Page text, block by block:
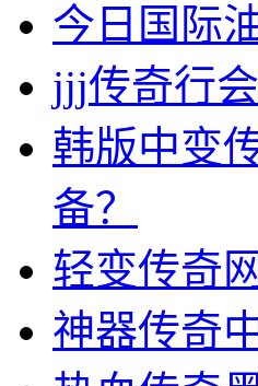
今日国际
jjj传奇行
韩版中变
备？
轻变传奇
神器传奇